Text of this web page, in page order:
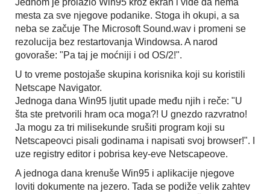
Jednom je prolazio Win95 kroz ekran i vide da nema
mesta za sve njegove podanike. Stoga ih okupi, a sa
neba se začuje The Microsoft Sound.wav i promeni se
rezolucija bez restartovanja Windowsa. A narod
govoraše: "Pa taj je moćniji i od OS/2!".
U to vreme postojaše skupina korisnika koji su koristili
Netscape Navigator.
Jednoga dana Win95 ljutit upade među njih i reče: "U
šta ste pretvorili hram oca moga?! U gnezdo razvratno!
Ja mogu za tri milisekunde srušiti program koji su
Netscapeovci pisali godinama i napisati svoj browser!". I
uze registry editor i pobrisa key-eve Netscapeove.
A jednoga dana krenuše Win95 i aplikacije njegove
loviti dokumente na jezero. Tada se podiže velik zahtev